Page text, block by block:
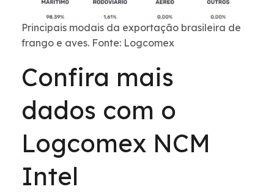
Principais modais da exportação brasileira de
frango e aves. Fonte: Logcomex
Confira mais
dados com o
Logcomex NCM
Intel